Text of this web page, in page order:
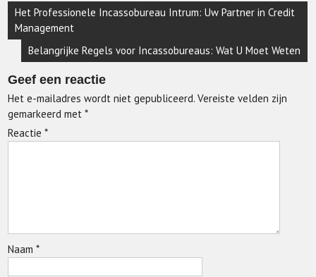
Berichtnavigatie
Het Professionele Incassobureau Intrum: Uw Partner in Credit
Management
Belangrijke Regels voor Incassobureaus: Wat U Moet Weten
Geef een reactie
Het e-mailadres wordt niet gepubliceerd. Vereiste velden zijn
gemarkeerd met*
Reactie*
Naam*